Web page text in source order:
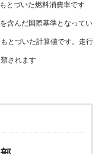
とづいた燃料消費率です
含んだ国際基準となってい
とづいた計算値です。走行
されます